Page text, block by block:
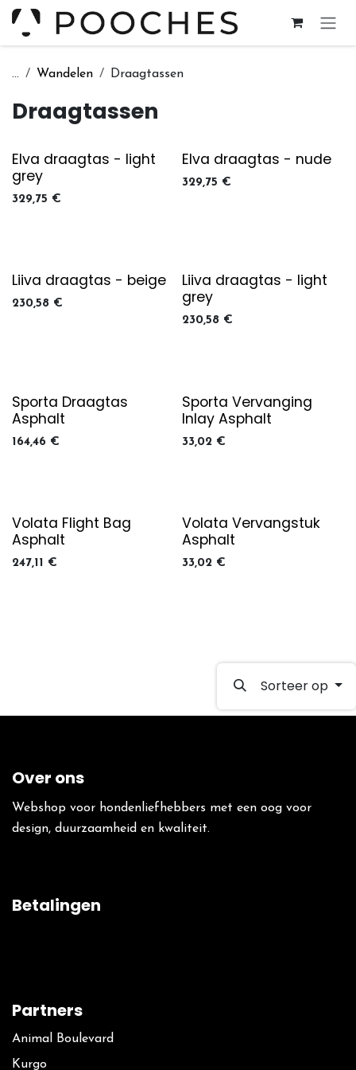
Overslaan naar inhoud
... Wandelen Draagtassen
Draagtassen
Elva draagtas - light
grey
329,75 €
Elva draagtas - nude
329,75 €
Liiva draagtas - beige
230,58 €
Liiva draagtas - light
grey
230,58 €
Sporta Draagtas
Asphalt
164,46 €
Sporta Vervanging
Inlay Asphalt
33,02€
Volata Flight Bag
Asphalt
247,11 €
Volata Vervangstuk
Asphalt
33,02€
Sorteer op
Over ons
Webshop voor hondenliefhebbers met een oog voor
design, duurzaamheid en kwaliteit.
Betalingen
Partners
Animal Boulevard
Kurgo